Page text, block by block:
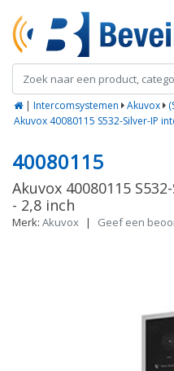
| Intercomsystemen Akuvox
Akuvox 40080115 S532-Silver-IP
40080115
Akuvox 40080115
- 2,8 inch
Merk: Akuvox | Geef een